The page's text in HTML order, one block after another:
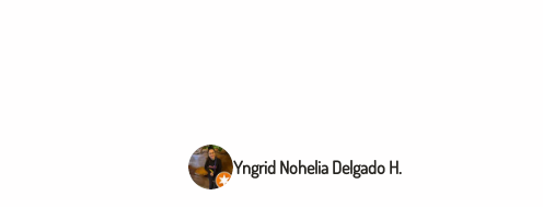
Yngrid Nohelia Delgado H.